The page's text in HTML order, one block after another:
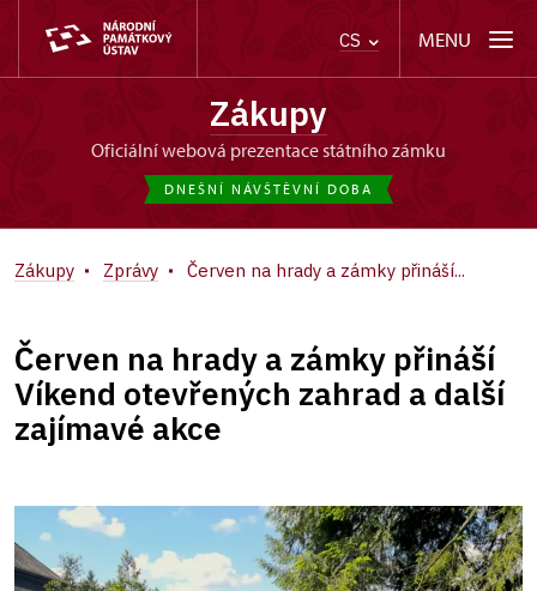
CS MENU
Zákupy
oficiální webová prezentace státního zámku
DNEŠNÍ NÁVŠTĚVNÍ DOBA
Zákupy Zprávy Červen na hrady a zámky přináší...
Červen na hrady a zámky přináší
Víkend otevřených zahrad a další
zajímavé akce